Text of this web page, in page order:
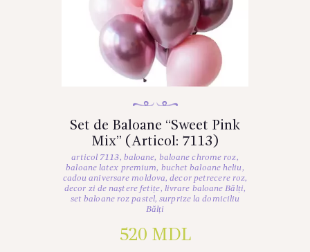
Set de Baloane “Sweet Pink
Mix” (Articol: 7113)
articol 7113, baloane, baloane chrome roz,
baloane latex premium, buchet baloane heliu,
cadou aniversare moldova,decor petrecere roz,
decor zi de naștere fetițe, livrare baloane Bălți,
set baloane roz pastel,surprize la domiciliu
Bălți
520 MDL